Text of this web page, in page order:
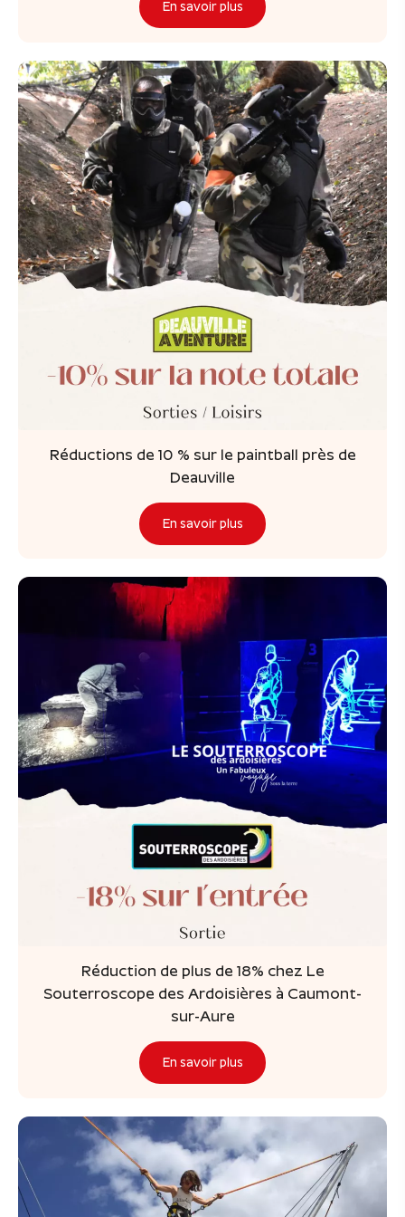
En savoir plus
Réductions de 10 % sur le paintball près de
Deauville
En savoir plus
Réduction de plus de 18% chez Le
Souterroscope des Ardoisières à Caumont-
sur-Aure
En savoir plus